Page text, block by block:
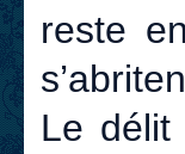
reste
Le délit